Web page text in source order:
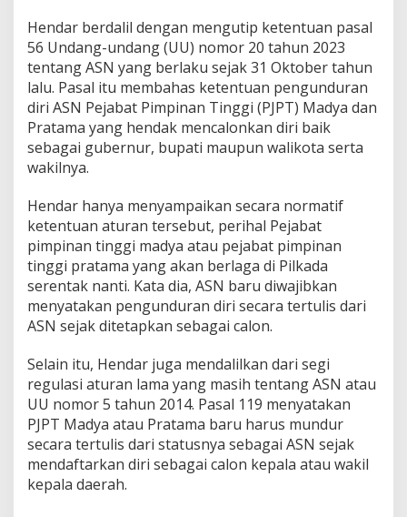
Hendar berdalil dengan mengutip ketentuan pasal
56 Undang-undang (UU) nomor 20 tahun 2023
tentang ASN yang berlaku sejak 31 Oktober tahun
lalu. Pasal itu membahas ketentuan pengunduran
diri ASN Pejabat Pimpinan Tinggi (PJPT) Madya dan
Pratama yang hendak mencalonkan diri baik
sebagai gubernur, bupati maupun walikota serta
wakilnya.
Hendar hanya menyampaikan secara normatif
ketentuan aturan tersebut, perihal Pejabat
pimpinan tinggi madya atau pejabat pimpinan
tinggi pratama yang akan berlaga di Pilkada
serentak nanti. Kata dia, ASN baru diwajibkan
menyatakan pengunduran diri secara tertulis dari
ASN sejak ditetapkan sebagai calon.
Selain itu, Hendar juga mendalilkan dari segi
regulasi aturan lama yang masih tentang ASN atau
UU nomor 5 tahun 2014. Pasal 119 menyatakan
PJPT Madya atau Pratama baru harus mundur
secara tertulis dari statusnya sebagai ASN sejak
mendaftarkan diri sebagai calon kepala atau wakil
kepala daerah.